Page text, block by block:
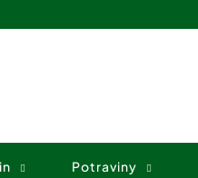
Potraviny